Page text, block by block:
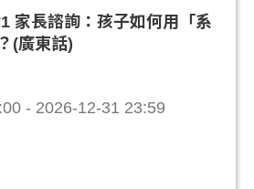
1 家長諮詢：孩子如何用「系
(廣東話)
- 2026-12-31 23:59